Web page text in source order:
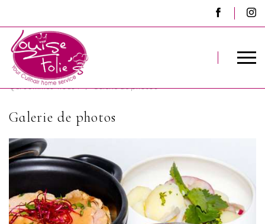
Qui sommes-nous ? Galerie de photos
Galerie de photos